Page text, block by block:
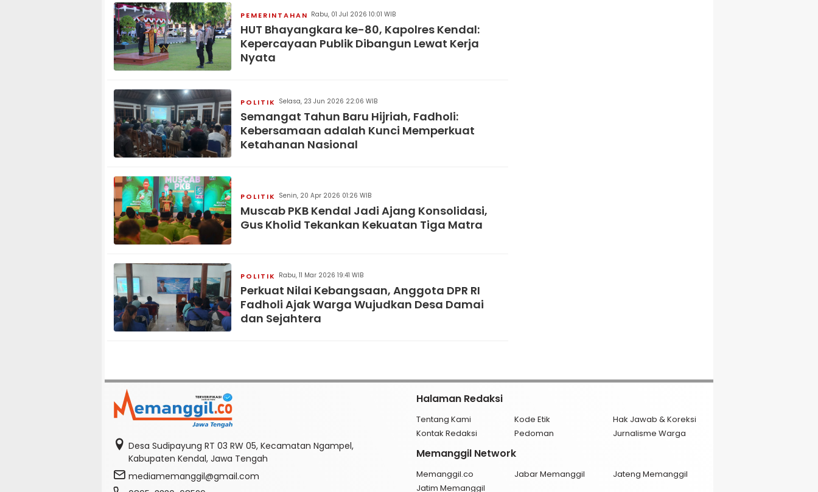
PEMERINTAHAN Rabu, 01 Jul 2026 10:01 WIB
HUT Bhayangkara ke-80, Kapolres Kendal:
Kepercayaan Publik Dibangun Lewat Kerja
Nyata
POLITIK Selasa, 23 Jun 2026 22:06 WIB
Semangat Tahun Baru Hijriah, Fadholi:
Kebersamaan adalah Kunci Memperkuat
Ketahanan Nasional
POLITIK Senin, 20 Apr 2026 01:26 WIB
Muscab PKB Kendal Jadi Ajang Konsolidasi,
Gus Kholid Tekankan Kekuatan Tiga Matra
POLITIK Rabu, 11 Mar 2026 19:41 WIB
Perkuat Nilai Kebangsaan, Anggota DPR RI
Fadholi Ajak Warga Wujudkan Desa Damai
dan Sejahtera
Desa Sudipayung RT 03 RW 05, Kecamatan Ngampel,
Kabupaten Kendal, Jawa Tengah
mediamemanggil@gmail.com
Halaman Redaksi
Tentang Kami Kode Etik
Hak Jawab & Koreksi
Kontak Redaksi
Pedoman Jurnalisme Warga
Memanggil Network
Memanggil.co Jabar Memanggil
Jateng Memanggil
Jatim Memanggil